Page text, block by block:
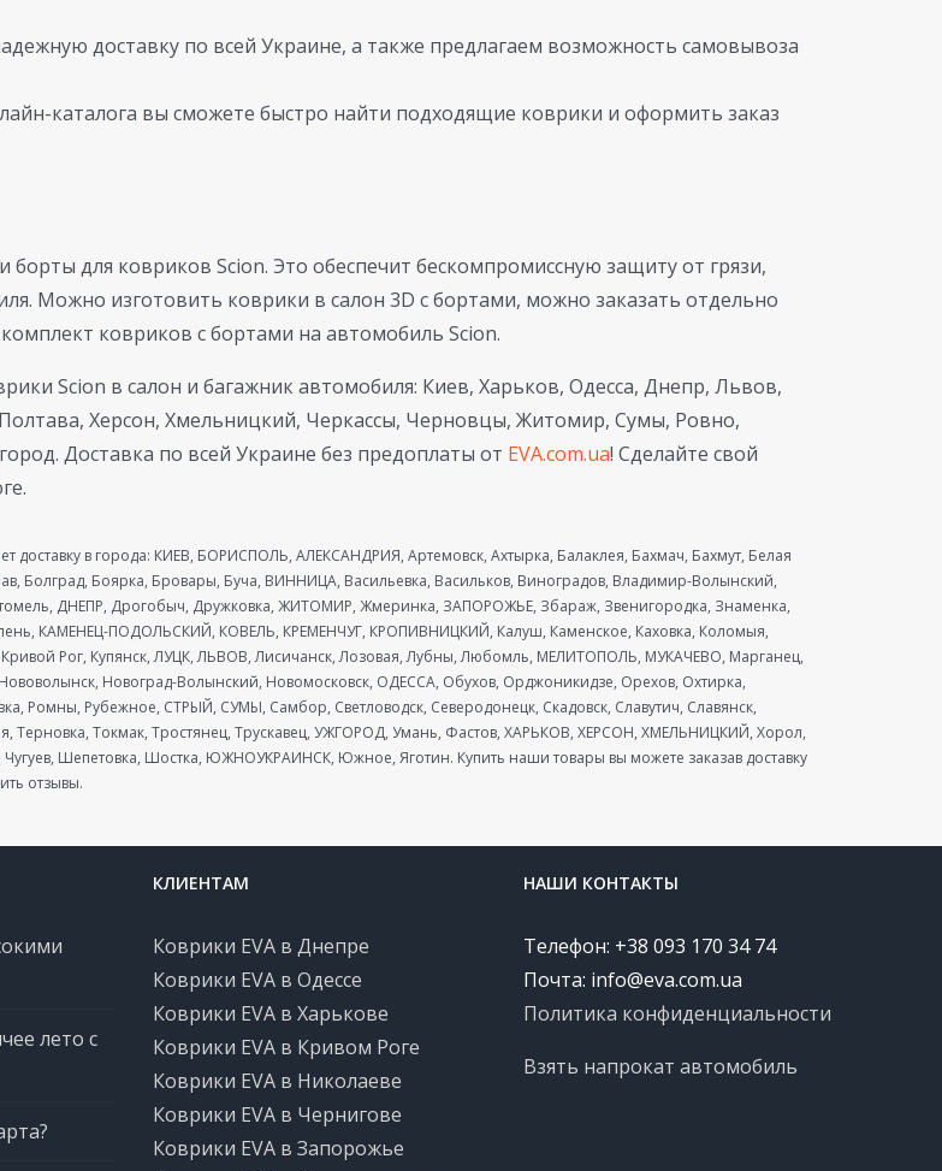
доставку по всей Украине, а также предлагаем возможность самовывоза
каталога вы сможете быстро найти подходящие коврики и оформить заказ
для ковриков Scion. Это обеспечит бескомпромиссную защиту от грязи,
Можно изготовить коврики в салон 3D с бортами, можно заказать отдельно
ковриков с бортами на автомобиль Scion.
Scion в салон и багажник автомобиля: Киев, Харьков, Одесса, Днепр, Львов,
Херсон, Хмельницкий, Черкассы, Черновцы, Житомир, Сумы, Ровно,
Доставка по всей Украине без предоплаты от EVA.com.ua! Сделайте свой
доставку в города: КИЕВ, БОРИСПОЛЬ, АЛЕКСАНДРИЯ, Артемовск, Ахтырка, Балаклея, Бахмач, Бахмут, Белая
Болград, Боярка, Бровары, Буча, ВИННИЦА, Васильевка, Васильков, Виноградов, Владимир-Волынский,
ДНЕПР, Дрогобыч, Дружковка, ЖИТОМИР, Жмеринка, ЗАПОРОЖЬЕ, Збараж, Звенигородка, Знаменка,
КАМЕНЕЦ-ПОДОЛЬСКИЙ, КОВЕЛЬ, КРЕМЕНЧУГ, КРОПИВНИЦКИЙ, Калуш, Каменское, Каховка, Коломыя,
Кривой Рог, Купянск, ЛУЦК, ЛЬВОВ, Лисичанск, Лозовая, Лубны, Любомль, МЕЛИТОПОЛЬ, МУКАЧЕВО, Марганец,
Новоград-Волынский, Новомосковск, ОДЕССА, Обухов, Орджоникидзе, Орехов, Охтирка,
Ромны, Рубежное, СТРЫЙ, СУМЫ, Самбор, Светловодск, Северодонецк, Скадовск, Славутич, Славянск,
Терновка, Токмак, Тростянец, Трускавец, УЖГОРОД, Умань, Фастов, ХАРЬКОВ, ХЕРСОН, ХМЕЛЬНИЦКИЙ, Хорол,
Шепетовка, Шостка, ЮЖНОУКРАИНСК, Южное, Яготин. Купить наши товары вы можете заказав доставку
отзывы.
лето с
КЛИЕНТАМ
Коврики EVA в Днепре
Коврики EVA в Одессе
Коврики EVA в Харькове
Коврики EVA в Кривом Роге
Коврики EVA в Николаеве
Коврики EVA в Чернигове
Коврики EVA в Запорожье
НАШИ КОНТАКТЫ
Телефон: +38 093 170 34 74
Почта: info@eva.com.ua
Политика конфиденциальности
Взять напрокат автомобиль